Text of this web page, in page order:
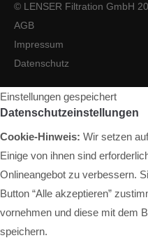
© LENSER Filtration GmbH
AGB
Impressum
Datenschutz
Einstellungen gespeichert
Datenschutzeinstellungen
Cookie-Hinweis: Wir setzen
Einige von ihnen sind
Onlineangebot zu verbessern.
Button “Alle akzeptieren”
vornehmen und diese mit dem
speichern.